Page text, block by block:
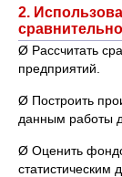
2.
Ø Рассчитать
предприятий.
Ø Построить
данным работы
Ø Оценить
статистическим